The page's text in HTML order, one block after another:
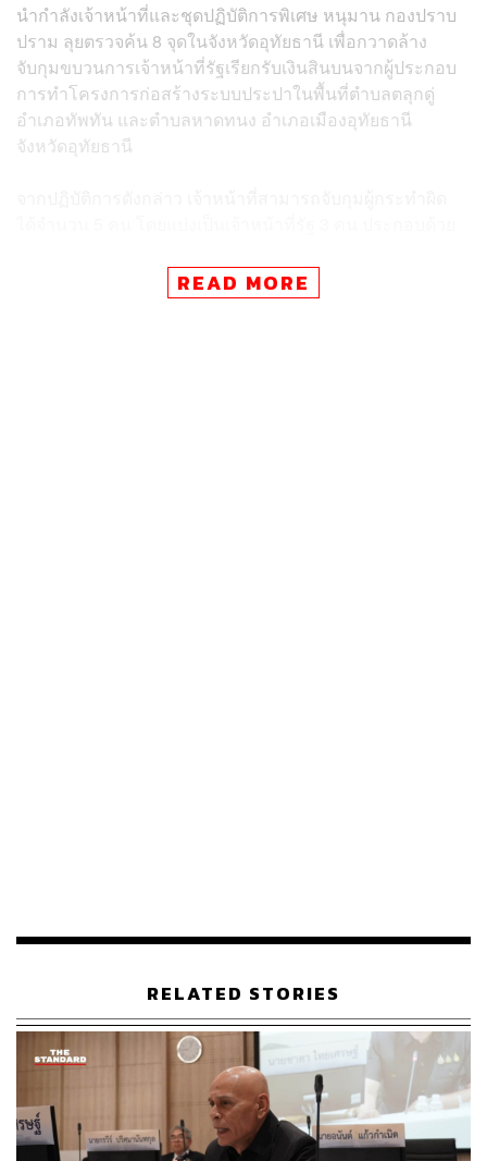
นำกำลังเจ้าหน้าที่และชุดปฏิบัติการพิเศษ หนุมาน กองปราบ
ปราม ลุยตรวจค้น 8 จุดในจังหวัดอุทัยธานี เพื่อกวาดล้าง
จับกุมขบวนการเจ้าหน้าที่รัฐเรียกรับเงินสินบนจากผู้ประกอบ
การทำโครงการก่อสร้างระบบประปาในพื้นที่ตำบลตลุกดู่
อำเภอทัพทัน และตำบลหาดทนง อำเภอเมืองอุทัยธานี
จังหวัดอุทัยธานี
วีระชาติ รัศมี นายกเทศบาลตลุกดู่
ธนภัสสร์ ดุลยาธิการ ตำแหน่งปลัดเทศบาลตลุกดู่
สืบเนื่องจากได้รับเรื่องร้องเรียนจากผู้เสียหายรายหนึ่ง ซึ่ง
นี้ทางจังหวัดอุทัยธานีได้จัดทำโครงการก่อสร้างระบบท่อน้ำ
ประปาในพื้นที่ ตำบลตะลุกดู่และตำบลหาดทนง โดยเปิด
โอกาสให้ผู้ประกอบการต่างๆ ได้ยื่นสิทธิในการประมูลผ่าน
รูปแบบของ e-Bidding หรือวิธีประกวดราคาผ่านทางระบบ
อิเล็กทรอนิกส์ ผู้เสียหายจึงสนใจยื่นสิทธิเข้าร่วมการประมูล
ทั้งสองแห่ง
READ MORE
RELATED STORIES